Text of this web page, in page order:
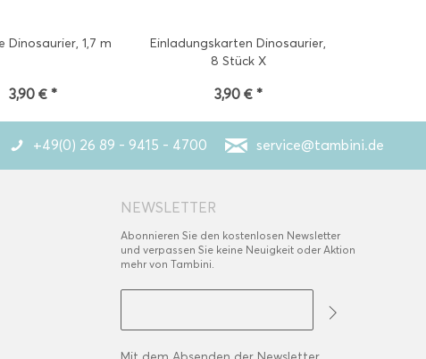
Dinosaurier, 1,7 m
3,90 € *
Einladungskarten Dinosaurier,
8 Stück X
3,90 € *
+49(0) 26 89 - 9415 - 4700 service@tambini.de
NEWSLETTER
Abonnieren Sie den kostenlosen Newsletter
und verpassen Sie keine Neuigkeit oder Aktion
mehr von Tambini.